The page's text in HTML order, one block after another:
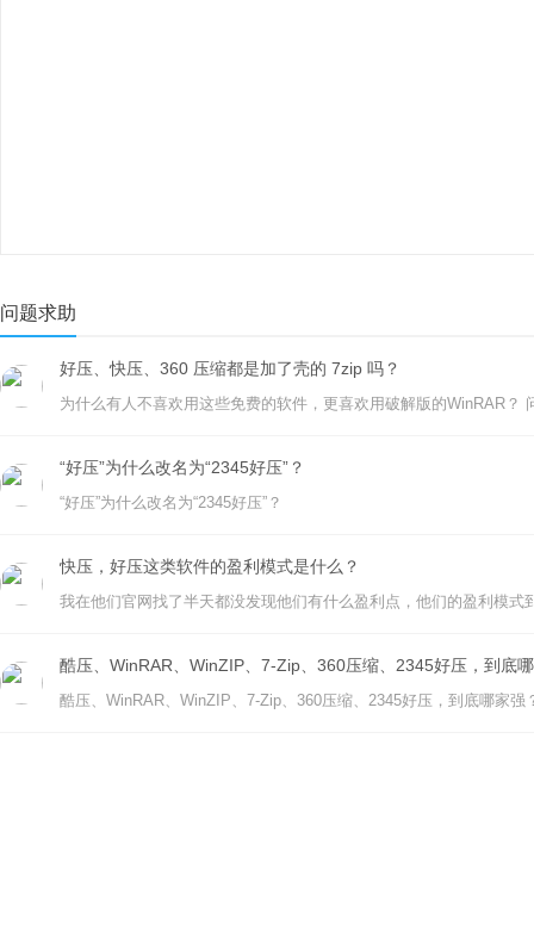
问题求助
好压、快压、360 压缩都是加了壳的 7zip 吗？
“好压”为什么改名为“2345好压”？
“好压”为什么改名为“2345好压”？
快压，好压这类软件的盈利模式是什么？
我在他们官网找了半天都没发现他们有什么盈利点，他们的盈利模式
酷压、WinRAR、WinZIP、7-Zip、360压缩、2345好压，到底
酷压、WinRAR、WinZIP、7-Zip、360压缩、2345好压，到底哪家强